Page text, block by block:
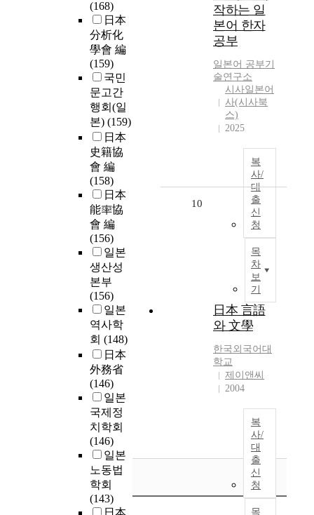
(168)
日本
分析化
學會 編
(159)
국민
문고간
행회(일
본) (159)
日本
史籍協
會 編
(158)
日本
能率協
會 編
(156)
일본
생산성
본부
(156)
일본
역사학
회 (148)
日本
外務省
(146)
일본
국제정
치학회
(146)
일본
노동법
학회
(143)
작하는 일
본어 한자
공부
일본어 공부기
술연구소
시사일본어
사(시사북
스)
2025
복
사/
대
출
신
청
목
차
보
기
10
日本 言語
와 文學
한국외국어대
학교
제이앤씨
2004
복
사/
대
출
신
청
목